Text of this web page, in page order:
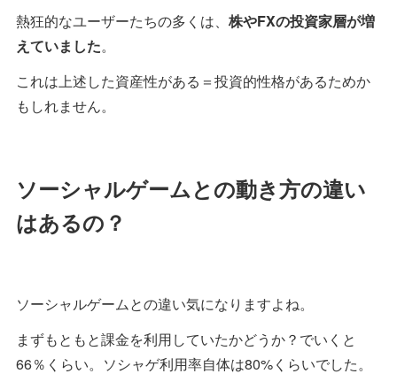
熱狂的なユーザーたちの多くは、 株やFXの投資家層が増
えていました。
これは上述した資産性がある＝投資的性格があるためか
もしれません。
ソーシャルゲームとの動き方の違い
はあるの？
ソーシャルゲームとの違い気になりますよね。
まずもともと課金を利用していたかどうか？でいくと
66％くらい。ソシャゲ利用率自体は80%くらいでした。